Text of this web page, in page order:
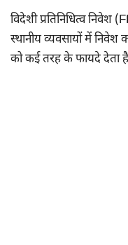
विदेशी प्रतिनिधित्व निवेश
स्थानीय व्यवसायों में निवेश
को कई तरह के फायदे देता